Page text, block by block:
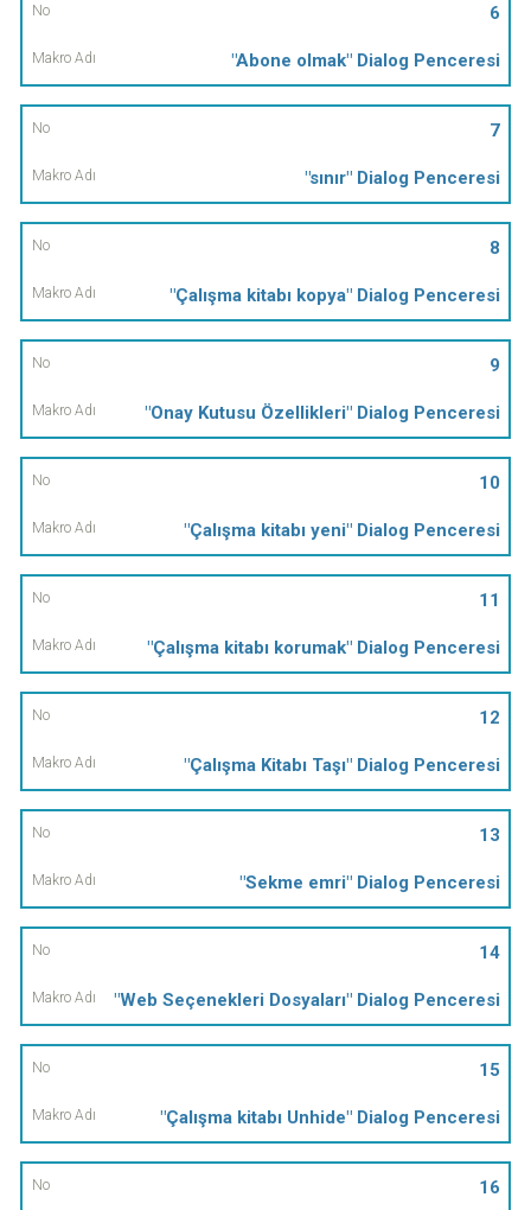
6
"Abone olmak" Dialog Penceresi
7
"sınır" Dialog Penceresi
8
"Çalışma kitabı kopya" Dialog Penceresi
9
"Onay Kutusu Özellikleri" Dialog Penceresi
10
"Çalışma kitabı yeni" Dialog Penceresi
11
"Çalışma kitabı korumak" Dialog Penceresi
12
"Çalışma Kitabı Taşı" Dialog Penceresi
13
"Sekme emri" Dialog Penceresi
14
"Web Seçenekleri Dosyaları" Dialog Penceresi
15
"Çalışma kitabı Unhide" Dialog Penceresi
16